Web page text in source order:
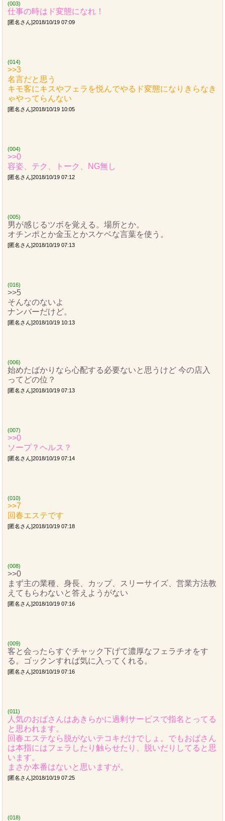
(003)
仕事の時はド変態になれ！
[匿名さん]2018/10/19 07:09
(014)
>>3
名言だと思う
キモ客にキスやフェラを悦んでやるド変態になりきらなき
ゃやってらんない
[匿名さん]2018/10/19 10:05
(004)
>>0
容姿、テク、トーク、NG無し
[匿名さん]2018/10/19 07:12
(005)
男が感じるツボを覚える。場所とか。
オチンポとか金玉とかスケベな言葉を使う。
[匿名さん]2018/10/19 07:13
(016)
>>5
そんなのないよ
ナンバーだけど。
[匿名さん]2018/10/19 10:13
(006)
始めたばかりなら心配する必要ないと思うけど 今の店入
ってどの位？
[匿名さん]2018/10/19 07:13
(007)
>>0
ソープ？ヘルス？
[匿名さん]2018/10/19 07:14
(010)
>>7
回春エステです
[匿名さん]2018/10/19 07:18
(008)
>>0
まず主の業種、身長、カップ、スリーサイズ、営業方法教
えてもらわないと答えようがない
[匿名さん]2018/10/19 07:16
(009)
客と会ったらすぐチャック下げて濃厚なフェラチオをす
る。ゴックンすれば気に入ってくれる。
[匿名さん]2018/10/19 07:16
(011)
人気のおばさんはあきらかに過剰サービスで指名とってる
と思われます。
回春エステなら脱がないテコキだけでしょ。でもおばさん
は本指にはフェラしたり触らせたり、脱いだりしてると思
います。
まさか本番はないと思いますが。
[匿名さん]2018/10/19 07:25
(018)